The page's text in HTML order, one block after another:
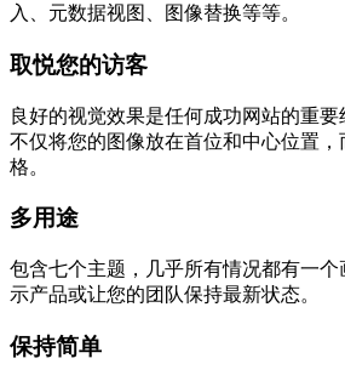
入、元数据视图、图像替换等等。
取悦您的访客
良好的视觉效果是任何成功网站的重要
不仅将您的图像放在首位和中心位置
格。
多用途
包含七个主题，几乎所有情况都有一个
示产品或让您的团队保持最新状态。
保持简单